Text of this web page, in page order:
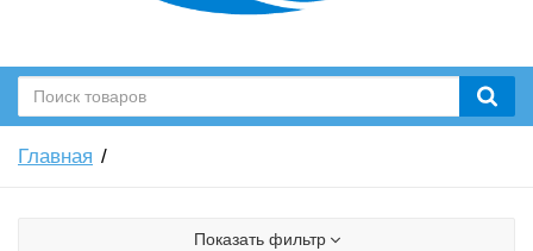
Главная
Показать фильтр